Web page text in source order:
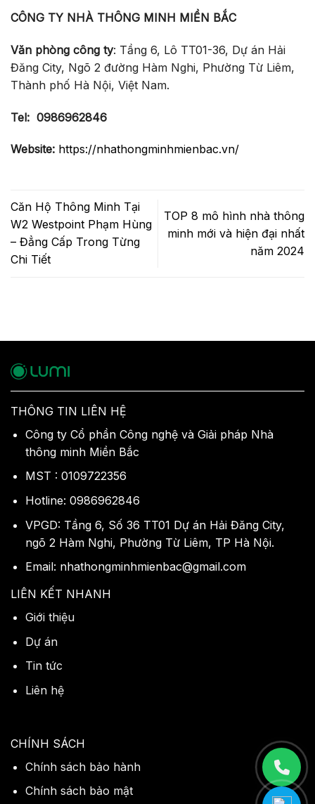
CÔNG TY NHÀ THÔNG MINH MIỀN BẮC
Văn phòng công ty: Tầng 6, Lô TT01-36, Dự án Hải
Đăng City, Ngõ 2 đường Hàm Nghi, Phường Từ Liêm,
Thành phố Hà Nội, Việt Nam.
Tel: 0986962846
Website: https://nhathongminhmienbac.vn/
Căn Hộ Thông Minh Tại
W2 Westpoint Phạm Hùng
– Đẳng Cấp Trong Từng
Chi Tiết
TOP 8 mô hình nhà thông
minh mới và hiện đại nhất
năm 2024
THÔNG TIN LIÊN HỆ
Công ty Cổ phần Công nghệ và Giải pháp Nhà
thông minh Miền Bắc
MST : 0109722356
Hotline: 0986962846
VPGD: Tầng 6, Số 36 TT01 Dự án Hải Đăng City,
ngõ 2 Hàm Nghi, Phường Từ Liêm, TP Hà Nội.
Email: nhathongminhmienbac@gmail.com
LIÊN KẾT NHANH
Giới thiệu
Dự án
Tin tức
Liên hệ
CHÍNH SÁCH
Chính sách bảo hành
Chính sách bảo mật